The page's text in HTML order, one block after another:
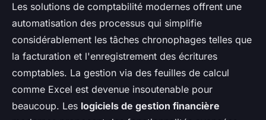
Les solutions de comptabilité modernes offrent une
automatisation des processus qui simplifie
considérablement les tâches chronophages telles que
la facturation et l'enregistrement des écritures
comptables. La gestion via des feuilles de calcul
comme Excel est devenue insoutenable pour
beaucoup. Les logiciels de gestion financière